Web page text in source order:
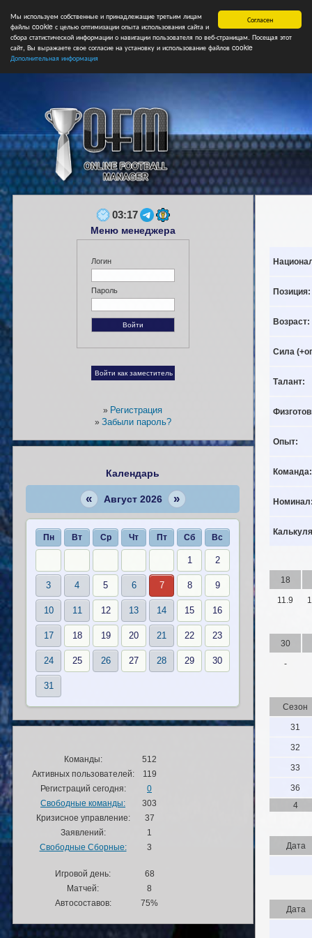
Согласен
Мы используем собственные и принадлежащие третьим лицам
файлы cookie с целью оптимизации опыта использования сайта и
сбора статистической информации о навигации пользователя по веб-страницам. Посещая этот
сайт, Вы выражаете свое согласие на установку и использование файлов cookie
Дополнительная информация
Главная Форум Турниры Сборные НФ Свободные
Позиция:
Возраст:
Сила
Талант:
Опыт:
Команда:
18
11.9
30
-
Сезон
31
32
33
36
4
Дата
Дата
03:17
Меню менеджера
Логин
Пароль
» Регистрация
» Забыли пароль?
Календарь
« Август 2026 »
Пн Вт Ср Чт Пт Сб Вс
1 2
3 4 5 6 7 8 9
10 11 12 13 14 15 16
17 18 19 20 21 22 23
24 25 26 27 28 29 30
31
Команды:
512
Активных пользователей:
119
Регистраций сегодня:
0
Свободные команды:
303
Кризисное управление:
37
Заявлений:
1
Свободные Сборные:
3
Игровой день:
68
Матчей:
8
Автосоставов:
75%